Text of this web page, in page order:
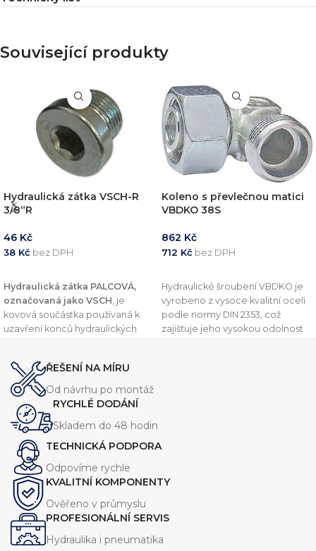
Související produkty
Hydraulická zátka VSCH-R
3/8“R
46 Kč
38 Kč bez DPH
Hydraulická zátka PALCOVÁ,
označovaná jako VSCH , je
kovová součástka používaná k
uzavření konců hydraulických
s normouDIN 2353, což zajišťuje
vysokou kvalitu a kompatibilitu s
dalšími komponenty v
hydraulických systémech.
Koleno s převlečnou matici
VBDKO 38S
862 Kč
712 Kč bez DPH
Hydraulické šroubení VBDKO je
vyrobeno z vysoce kvalitní oceli
podle normy DIN 2353, což
zajišťuje jeho vysokou odolnost
ŘEŠENÍ NA MÍRU
Od návrhu po montáž
RYCHLÉ DODÁNÍ
Skladem do 48 hodin
TECHNICKÁ PODPORA
Odpovíme rychle
KVALITNÍ KOMPONENTY
Ověřeno v průmyslu
PROFESIONÁLNÍ SERVIS
Hydraulika i pneumatika